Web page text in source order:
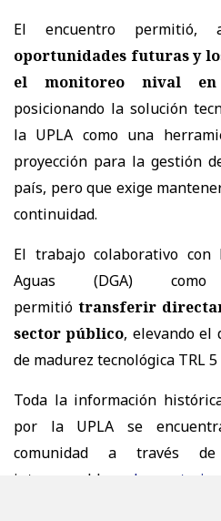
El encuentro permitió,
oportunidades futuras y
el monitoreo nival
posicionando la solución
la UPLA como una
proyección para la gestión
país, pero que exige
continuidad.
El trabajo colaborativo con
Aguas (DGA) como
permitió transferir
sector público, elevando el
de madurez tecnológica TRL 5
Toda la información
por la UPLA se
comunidad a través
interoperable